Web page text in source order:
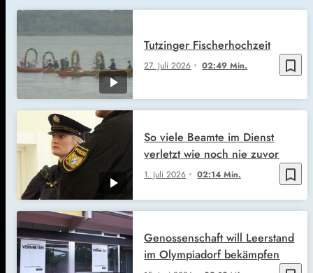
bookmark_border
27. Juli 2026 02:49 Min.
Tutzinger Fischerhochzeit
bookmark_border
1. Juli 2026 02:14 Min.
So viele Beamte im Dienst
verletzt wie noch nie zuvor
Genossenschaft will Leerstand
im Olympiadorf bekämpfen